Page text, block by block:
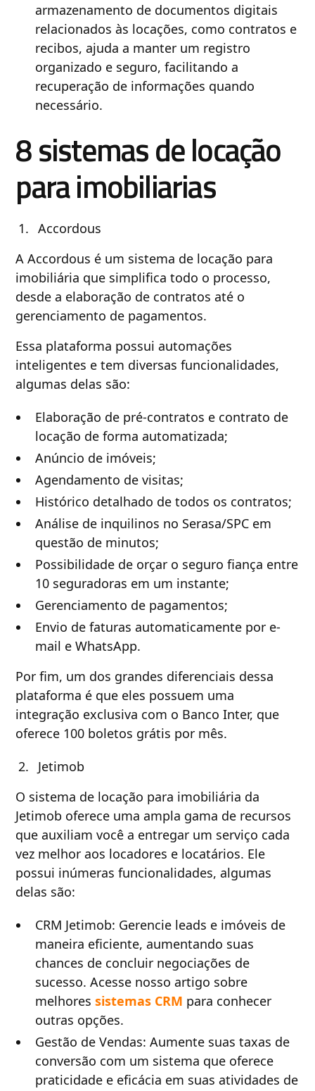
armazenamento de documentos digitais
relacionados às locações, como contratos e
recibos, ajuda a manter um registro
organizado e seguro, facilitando a
recuperação de informações quando
necessário.
8 sistemas de locação
para imobiliarias
Accordous
A Accordous é um sistema de locação para
imobiliária que simplifica todo o processo,
desde a elaboração de contratos até o
gerenciamento de pagamentos.
Essa plataforma possui automações
inteligentes e tem diversas funcionalidades,
algumas delas são:
Elaboração de pré-contratos e contrato de
locação de forma automatizada;
Anúncio de imóveis;
Agendamento de visitas;
Histórico detalhado de todos os contratos;
Análise de inquilinos no Serasa/SPC em
questão de minutos;
Possibilidade de orçar o seguro fiança entre
10 seguradoras em um instante;
Gerenciamento de pagamentos;
Envio de faturas automaticamente por e-
mail e WhatsApp.
Por fim, um dos grandes diferenciais dessa
plataforma é que eles possuem uma
integração exclusiva com o Banco Inter, que
oferece 100 boletos grátis por mês.
Jetimob
O sistema de locação para imobiliária da
Jetimob oferece uma ampla gama de recursos
que auxiliam você a entregar um serviço cada
vez melhor aos locadores e locatários. Ele
possui inúmeras funcionalidades, algumas
delas são:
CRM Jetimob: Gerencie leads e imóveis de
maneira eficiente, aumentando suas
chances de concluir negociações de
sucesso. Acesse nosso artigo sobre
melhoressistemas CRM para conhecer
outras opções.
Gestão de Vendas: Aumente suas taxas de
conversão com um sistema que oferece
praticidade e eficácia em suas atividades de